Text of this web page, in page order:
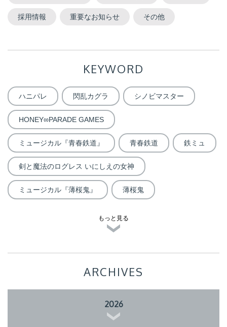
採用情報 重要なお知らせ その他
KEYWORD
ハニパレ 閃乱カグラ シノビマスター
HONEY∞PARADE GAMES
ミュージカル『青春鉄道』 青春鉄道 鉄ミュ
剣と魔法のログレス いにしえの女神
ミュージカル『薄桜鬼』 薄桜鬼
もっと見る
ARCHIVES
2026